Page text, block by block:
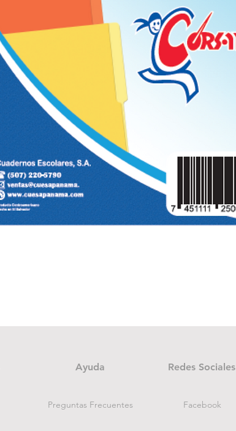
Ayuda Redes Sociales
Preguntas Frecuentes Facebook